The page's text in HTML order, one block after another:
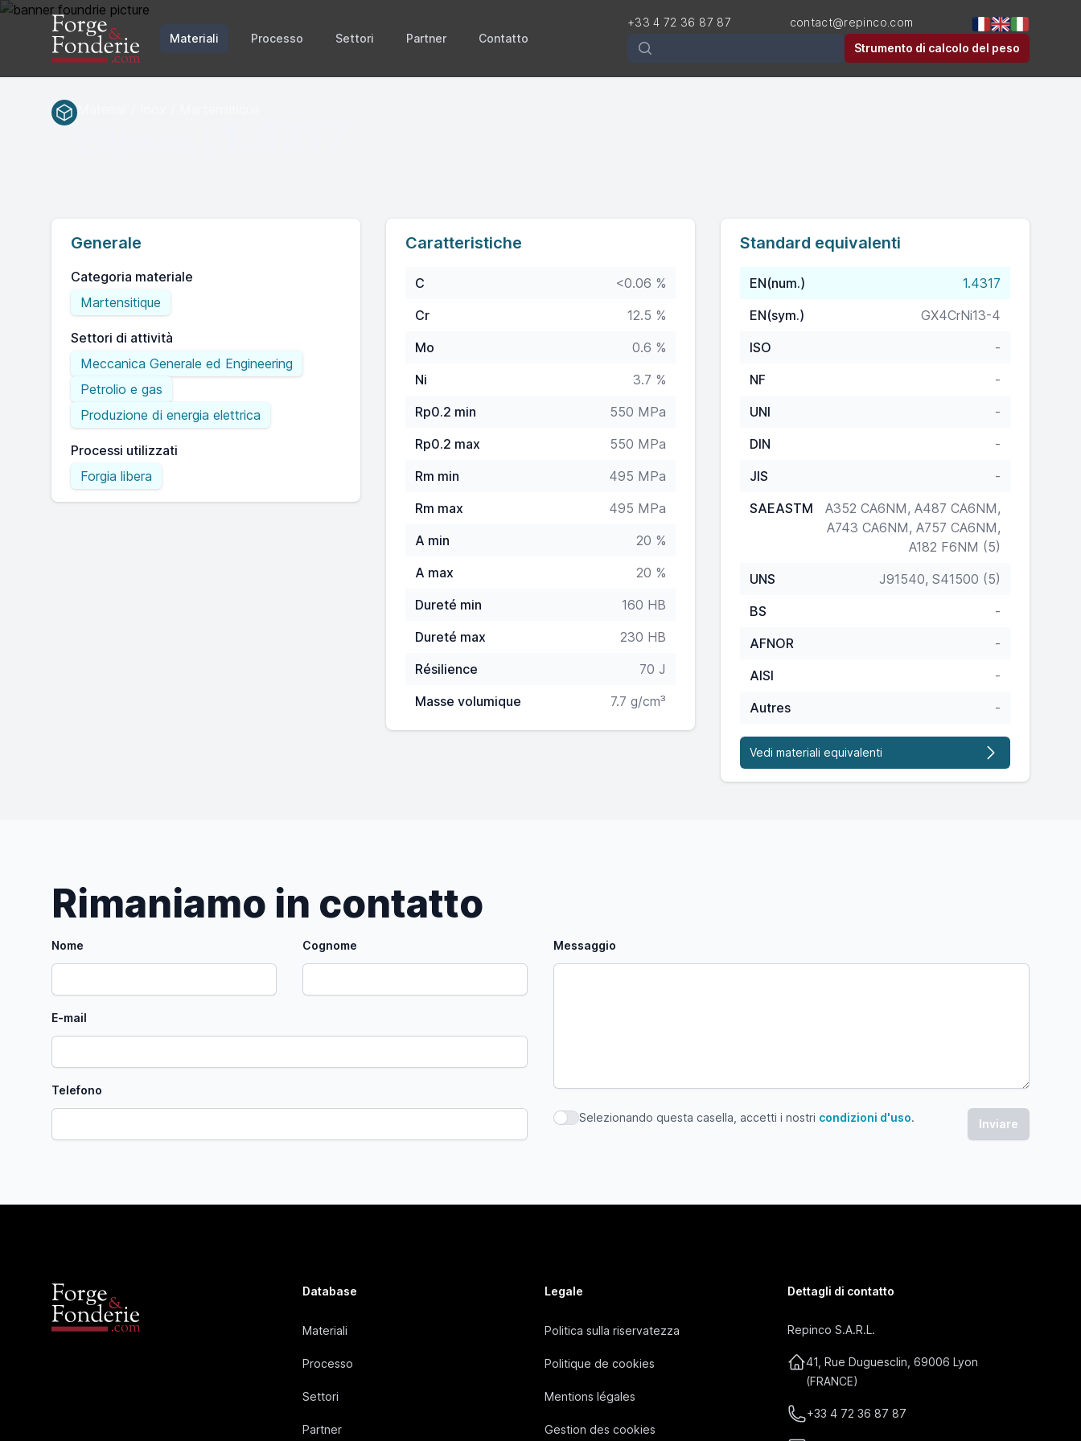
Materiali Processo Settori Partner Contatto
+33 4 72 36 87 87 contact@repinco.com
Rechercher Strumento di calcolo del peso
Generale
Categoria materiale
Martensitique
Settori di attività
Meccanica Generale ed Engineering
Petrolio e gas
Produzione di energia elettrica
Processi utilizzati
Forgia libera
Caratteristiche
C
<0.06 %
Cr
12.5 %
Mo
0.6 %
Ni
3.7 %
Rp0.2 min
550 MPa
Rp0.2 max
550 MPa
Rm min
495 MPa
Rm max
495 MPa
A min
20 %
A max
20 %
Dureté min
160 HB
Dureté max
230 HB
Résilience
70 J
Masse volumique
7.7 g/cm³
Standard equivalenti
EN(num.)
1.4317
EN(sym.)
GX4CrNi13-4
ISO
-
NF
-
UNI
-
DIN
-
JIS
-
SAEASTM
A352 CA6NM, A487 CA6NM,
A743 CA6NM, A757 CA6NM,
A182 F6NM (5)
UNS
J91540, S41500 (5)
BS
-
AFNOR
-
AISI
-
Autres
-
Vedi materiali equivalenti
Rimaniamo in contatto
Nome Cognome
E-mail
Telefono
Messaggio
Selezionando questa casella, accetti i nostri condizioni d'uso
Selezionando questa casella, accetti i nostri condizioni d'uso.
Database
Materiali
Processo
Settori
Partner
Legale
Politica sulla riservatezza
Politique de cookies
Mentions légales
Gestion des cookies
Dettagli di contatto
Repinco S.A.R.L.
41, Rue Duguesclin, 69006 Lyon
(FRANCE)
+33 4 72 36 87 87